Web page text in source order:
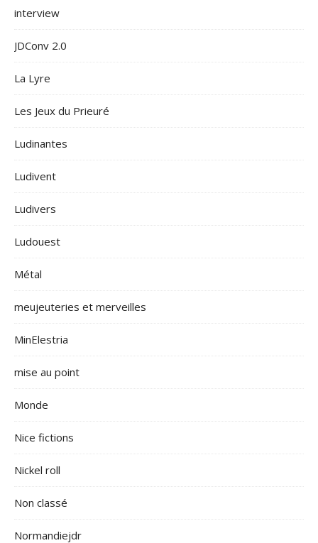
interview
JDConv 2.0
La Lyre
Les Jeux du Prieuré
Ludinantes
Ludivent
Ludivers
Ludouest
Métal
meujeuteries et merveilles
MinElestria
mise au point
Monde
Nice fictions
Nickel roll
Non classé
Normandiejdr